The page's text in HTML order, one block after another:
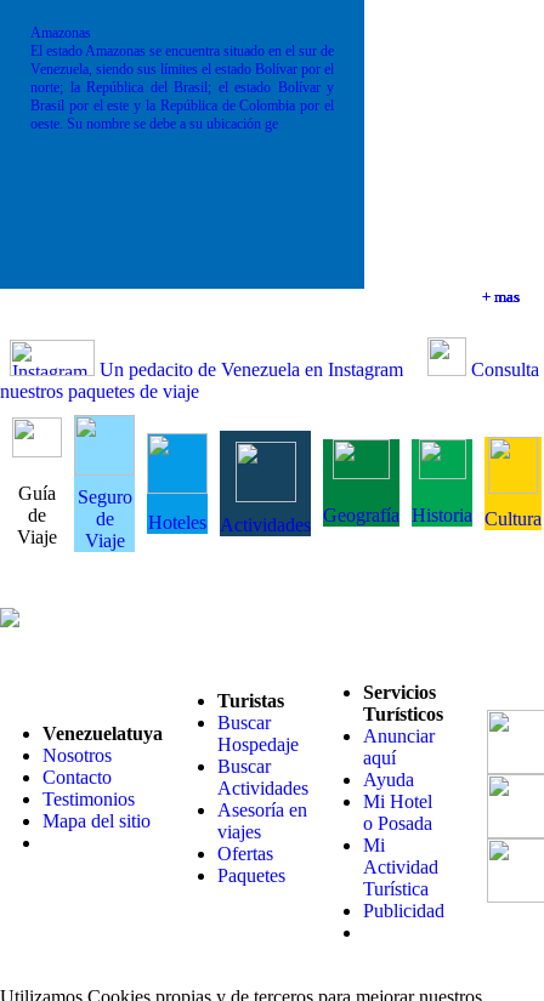
+ mas
+ mas
+ mas
Amazonas
El estado Amazonas se encuentra situado en el sur de
Venezuela, siendo sus límites el estado Bolívar por el
norte; la República del Brasil; el estado Bolívar y
Brasil por el este y la República de Colombia por el
oeste. Su nombre se debe a su ubicación ge
+ mas
Un pedacito de Venezuela en Instagram
Consulta
nuestros paquetes de viaje
Guía
de
Viaje
Seguro
de
Viaje
Hoteles Actividades Geografía Historia Cultura
Venezuelatuya
Nosotros
Contacto
Testimonios
Mapa del sitio
Turistas
Buscar
Hospedaje
Buscar
Actividades
Asesoría en
viajes
Ofertas
Paquetes
Servicios
Turísticos
Anunciar
aquí
Ayuda
Mi Hotel
o Posada
Mi
Actividad
Turística
Publicidad
Utilizamos Cookies propias y de terceros para mejorar nuestros